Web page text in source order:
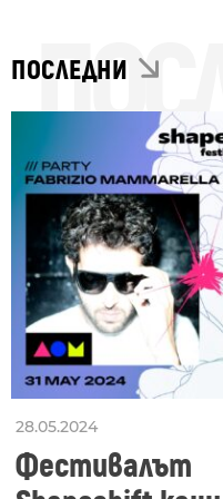
ПОСЛЕДНИ
28.05.2024
Фестивалът